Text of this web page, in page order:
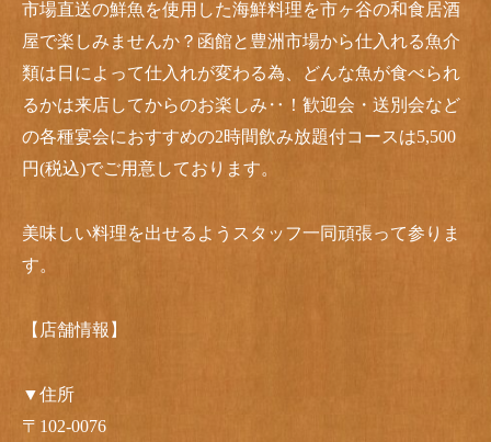
市場直送の鮮魚を使用した海鮮料理を市ヶ谷の和食居酒
屋で楽しみませんか？函館と豊洲市場から仕入れる魚介
類は日によって仕入れが変わる為、どんな魚が食べられ
るかは来店してからのお楽しみ‥！歓迎会・送別会など
の各種宴会におすすめの2時間飲み放題付コースは5,500
円(税込)でご用意しております。
美味しい料理を出せるようスタッフ一同頑張って参りま
す。
【店舗情報】
▼住所
〒102-0076